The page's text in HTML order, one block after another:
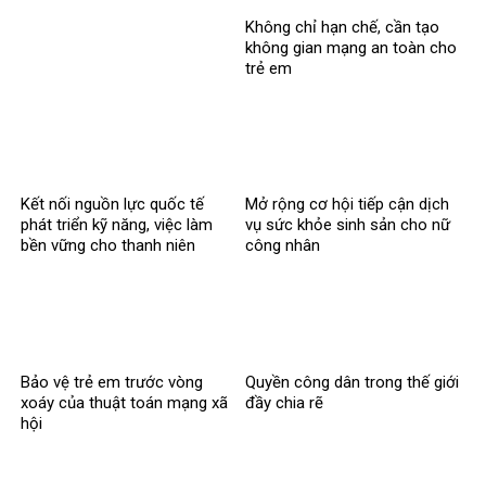
Không chỉ hạn chế, cần tạo
không gian mạng an toàn cho
trẻ em
Kết nối nguồn lực quốc tế
phát triển kỹ năng, việc làm
bền vững cho thanh niên
Mở rộng cơ hội tiếp cận dịch
vụ sức khỏe sinh sản cho nữ
công nhân
Bảo vệ trẻ em trước vòng
xoáy của thuật toán mạng xã
hội
Quyền công dân trong thế giới
đầy chia rẽ